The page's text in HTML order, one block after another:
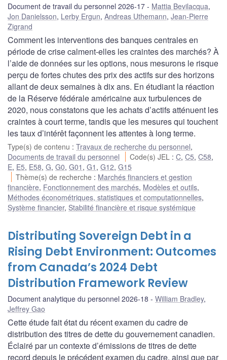
Document de travail du personnel 2026-17 Mattia Bevilacqua,
Jon Danielsson, Lerby Ergun, Andreas Uthemann, Jean-Pierre
Zigrand
Comment les interventions des banques centrales en
période de crise calment-elles les craintes des marchés? À
l’aide de données sur les options, nous mesurons le risque
perçu de fortes chutes des prix des actifs sur des horizons
allant de deux semaines à dix ans. En étudiant la réaction
de la Réserve fédérale américaine aux turbulences de
2020, nous constatons que les achats d’actifs atténuent les
craintes à court terme, tandis que les mesures qui touchent
les taux d’intérêt façonnent les attentes à long terme.
Type(s) de contenu : Travaux de recherche du personnel,
Documents de travail du personnel
Code(s) JEL :C,C5,C58,
E, E5, E58, G, G0, G01 , G1 , G12, G15
Thème(s) de recherche : Marchés financiers et gestion
financière, Fonctionnement des marchés, Modèles et outils,
Méthodes économétriques, statistiques et computationnelles,
Système financier, Stabilité financière et risque systémique
Distributing Sovereign Debt in a
Rising Debt Environment: Outcomes
from Canada’s 2024 Debt
Distribution Framework Review
Document analytique du personnel 2026-18 William Bradley,
Jeffrey Gao
Cette étude fait état du récent examen du cadre de
distribution des titres de dette du gouvernement canadien.
Éclairé par un contexte d’émissions de titres de dette
record depuis le précédent examen du cadre, ainsi que par